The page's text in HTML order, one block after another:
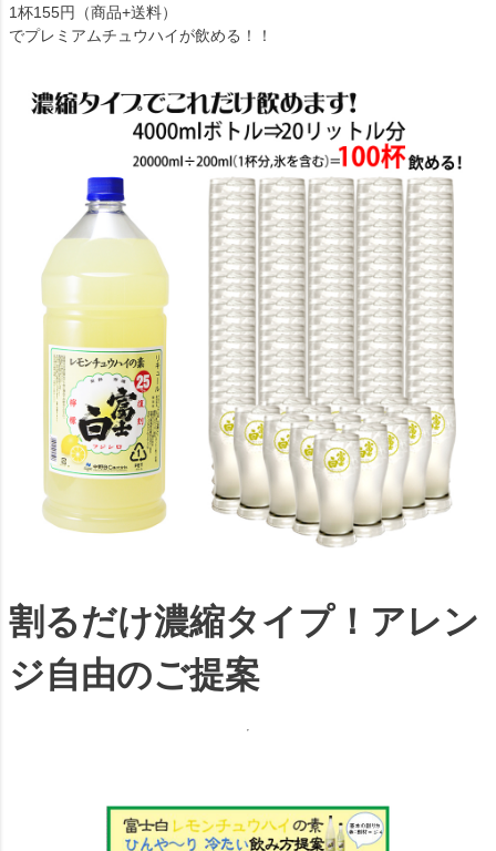
1杯155円（商品+送料）
でプレミアムチュウハイが飲める！！
割るだけ濃縮タイプ！アレン
ジ自由のご提案